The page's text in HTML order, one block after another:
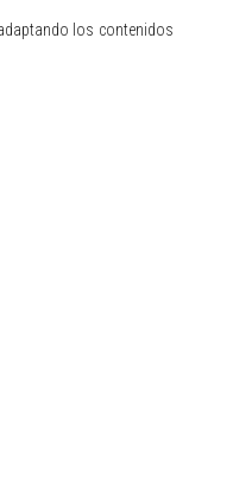
los contenidos